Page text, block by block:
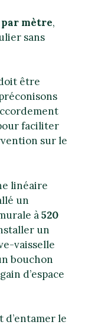
par mètre,
sans
être
faciliter
sur le
linéaire
un
à520
un
vaisselle
bouchon
d’espace
d’entamer le